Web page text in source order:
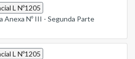
L Nº1205
Anexa Nº III - Segunda Parte
L Nº1205